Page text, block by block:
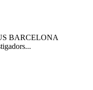
BARCELONA